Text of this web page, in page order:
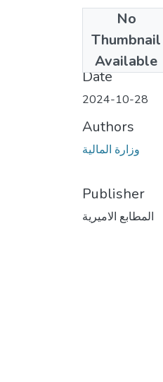
No
Thumbnail
Available
Date
2024-10-28
Authors
وزارة المالية
Publisher
المطابع الاميرية